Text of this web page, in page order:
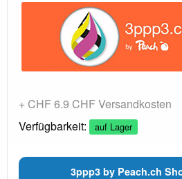
+ CHF 6.9 CHF Versandkosten
Verfügbarkeit:
auf Lager
3ppp3 by Peach.ch